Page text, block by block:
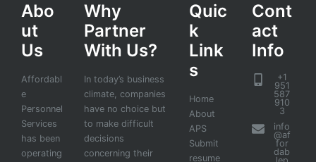
Abo
ut
Us
Affordabl
e
Personnel
Services
has been
operating
Why
Partner
With Us?
In today’s business
climate, companies
have no choice but
to make difficult
decisions
concerning their
Quic
k
Link
s
Home
About
APS
Submit
resume
Cont
act
Info
+1
951
587
910
3
info
@af
for
dab